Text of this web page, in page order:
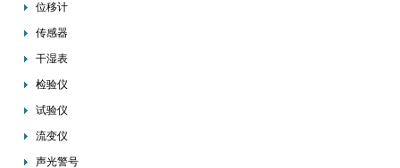
位移计
传感器
干湿表
检验仪
试验仪
流变仪
声光警号